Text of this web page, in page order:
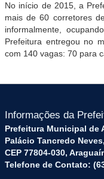
No início de 2015, a
mais de 60 corretores
informalmente,
Prefeitura entregou no
com 140 vagas: 70 para
Informações da
Prefeitura Municipal de
Palácio Tancredo
CEP 77804-030,
Telefone de Contato: